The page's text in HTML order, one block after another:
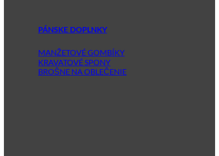
PÁNSKE DOPLNKY
MANŽETOVÉ GOMBÍKY
KRAVATOVÉ SPONY
BROŠNE NA OBLEČENIE